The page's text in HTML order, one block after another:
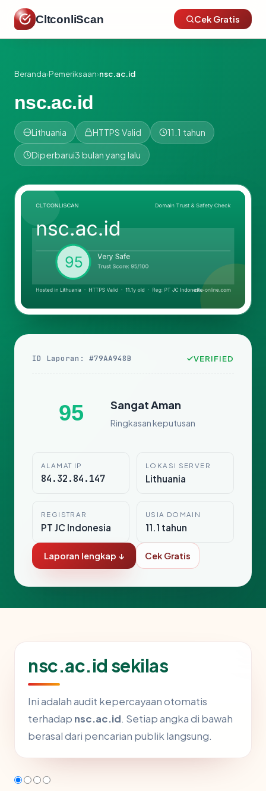
CltconliScan Cek Gratis
Beranda›Pemeriksaan›nsc.ac.id
nsc.ac.id
Lithuania HTTPS Valid 11.1 tahun
Diperbarui3 bulan yang lalu
ID Laporan: #79AA948B VERIFIED
95 Sangat Aman
Ringkasan keputusan
ALAMAT IP
84.32.84.147
LOKASI SERVER
Lithuania
REGISTRAR
PT JC Indonesia
USIA DOMAIN
11.1 tahun
Laporan lengkap ↓ Cek Gratis
nsc.ac.id sekilas
Ini adalah audit kepercayaan otomatis
terhadap nsc.ac.id. Setiap angka di bawah
berasal dari pencarian publik langsung.